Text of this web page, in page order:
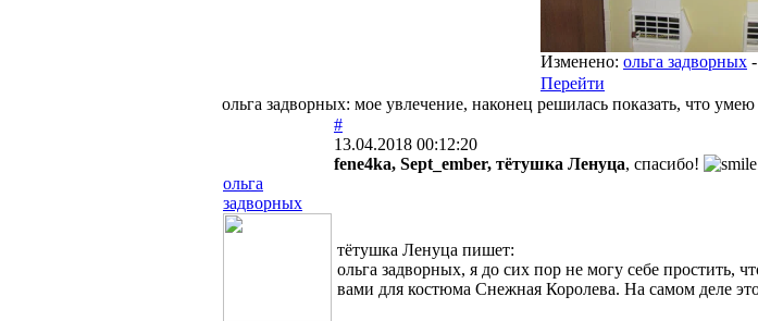
Изменено: ольга задворных -
Перейти
ольга задворных: мое увлечение, наконец решилась показать, что умею
ольга
задворных
#
13.04.2018 00:12:20
fene4ka, Sept_ember, тётушка Ленуца, спасибо!
тётушка Ленуца пишет:
ольга задворных, я до сих пор не могу себе простить,
вами для костюма Снежная Королева. На самом деле